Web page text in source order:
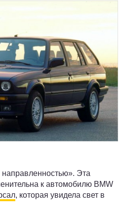
направленностью». Эта
к автомобилю BMW
, которая увидела свет в